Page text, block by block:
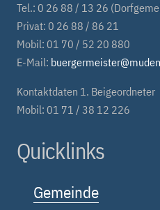
Tel.: 0 26 88 / 13 26
Privat: 0 26 88 / 86 21
Mobil: 01 70 / 52 20 880
E-Mail:
Kontaktdaten 1. Beigeordneter
Mobil: 01 71 / 38 12 226
Quicklinks
Gemeinde